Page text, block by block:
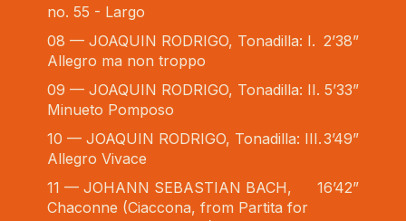
no. 55 - Largo
08 — JOAQUIN RODRIGO, Tonadilla: I.
Allegro ma non troppo
2’38”
09 — JOAQUIN RODRIGO, Tonadilla: II.
Minueto Pomposo
5’33”
10 — JOAQUIN RODRIGO, Tonadilla: III.
Allegro Vivace
3’49”
11 — JOHANN SEBASTIAN BACH,
Chaconne (Ciaccona, from Partita for
16’42”